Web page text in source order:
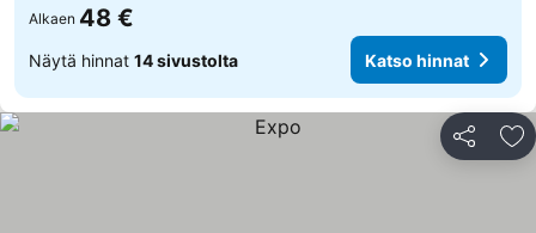
Alkaen 48 €
Näytä hinnat 14 sivustolta Katso hinnat
Jaa